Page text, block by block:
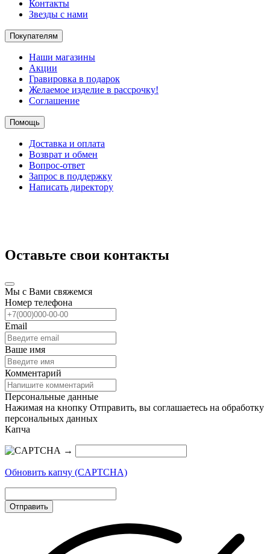
Контакты
Звезды с нами
Покупателям
Наши магазины
Акции
Гравировка в подарок
Желаемое изделие в рассрочку!
Соглашение
Помощь
Доставка и оплата
Возврат и обмен
Вопрос-ответ
Запрос в поддержку
Написать директору
Оставьте свои контакты
Мы с Вами свяжемся
Номер телефона
Email
Ваше имя
Комментарий
Персональные данные
Нажимая на кнопку Отправить, вы соглашаетесь на обработку
персональных данных
Капча
→
Обновить капчу (CAPTCHA)
Отправить